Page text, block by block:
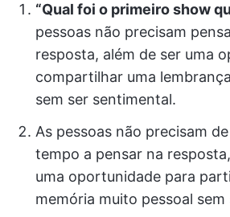
“Qual foi o primeiro show
pessoas não precisam
resposta, além de ser uma
compartilhar uma
sem ser sentimental.
As pessoas não precisam
tempo a pensar na
uma oportunidade para
memória muito pessoal